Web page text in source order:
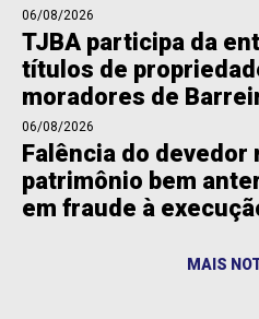
06/08/2026
TJBA participa da
títulos de
moradores de
06/08/2026
Falência do devedor
patrimônio bem
em fraude à
MAIS